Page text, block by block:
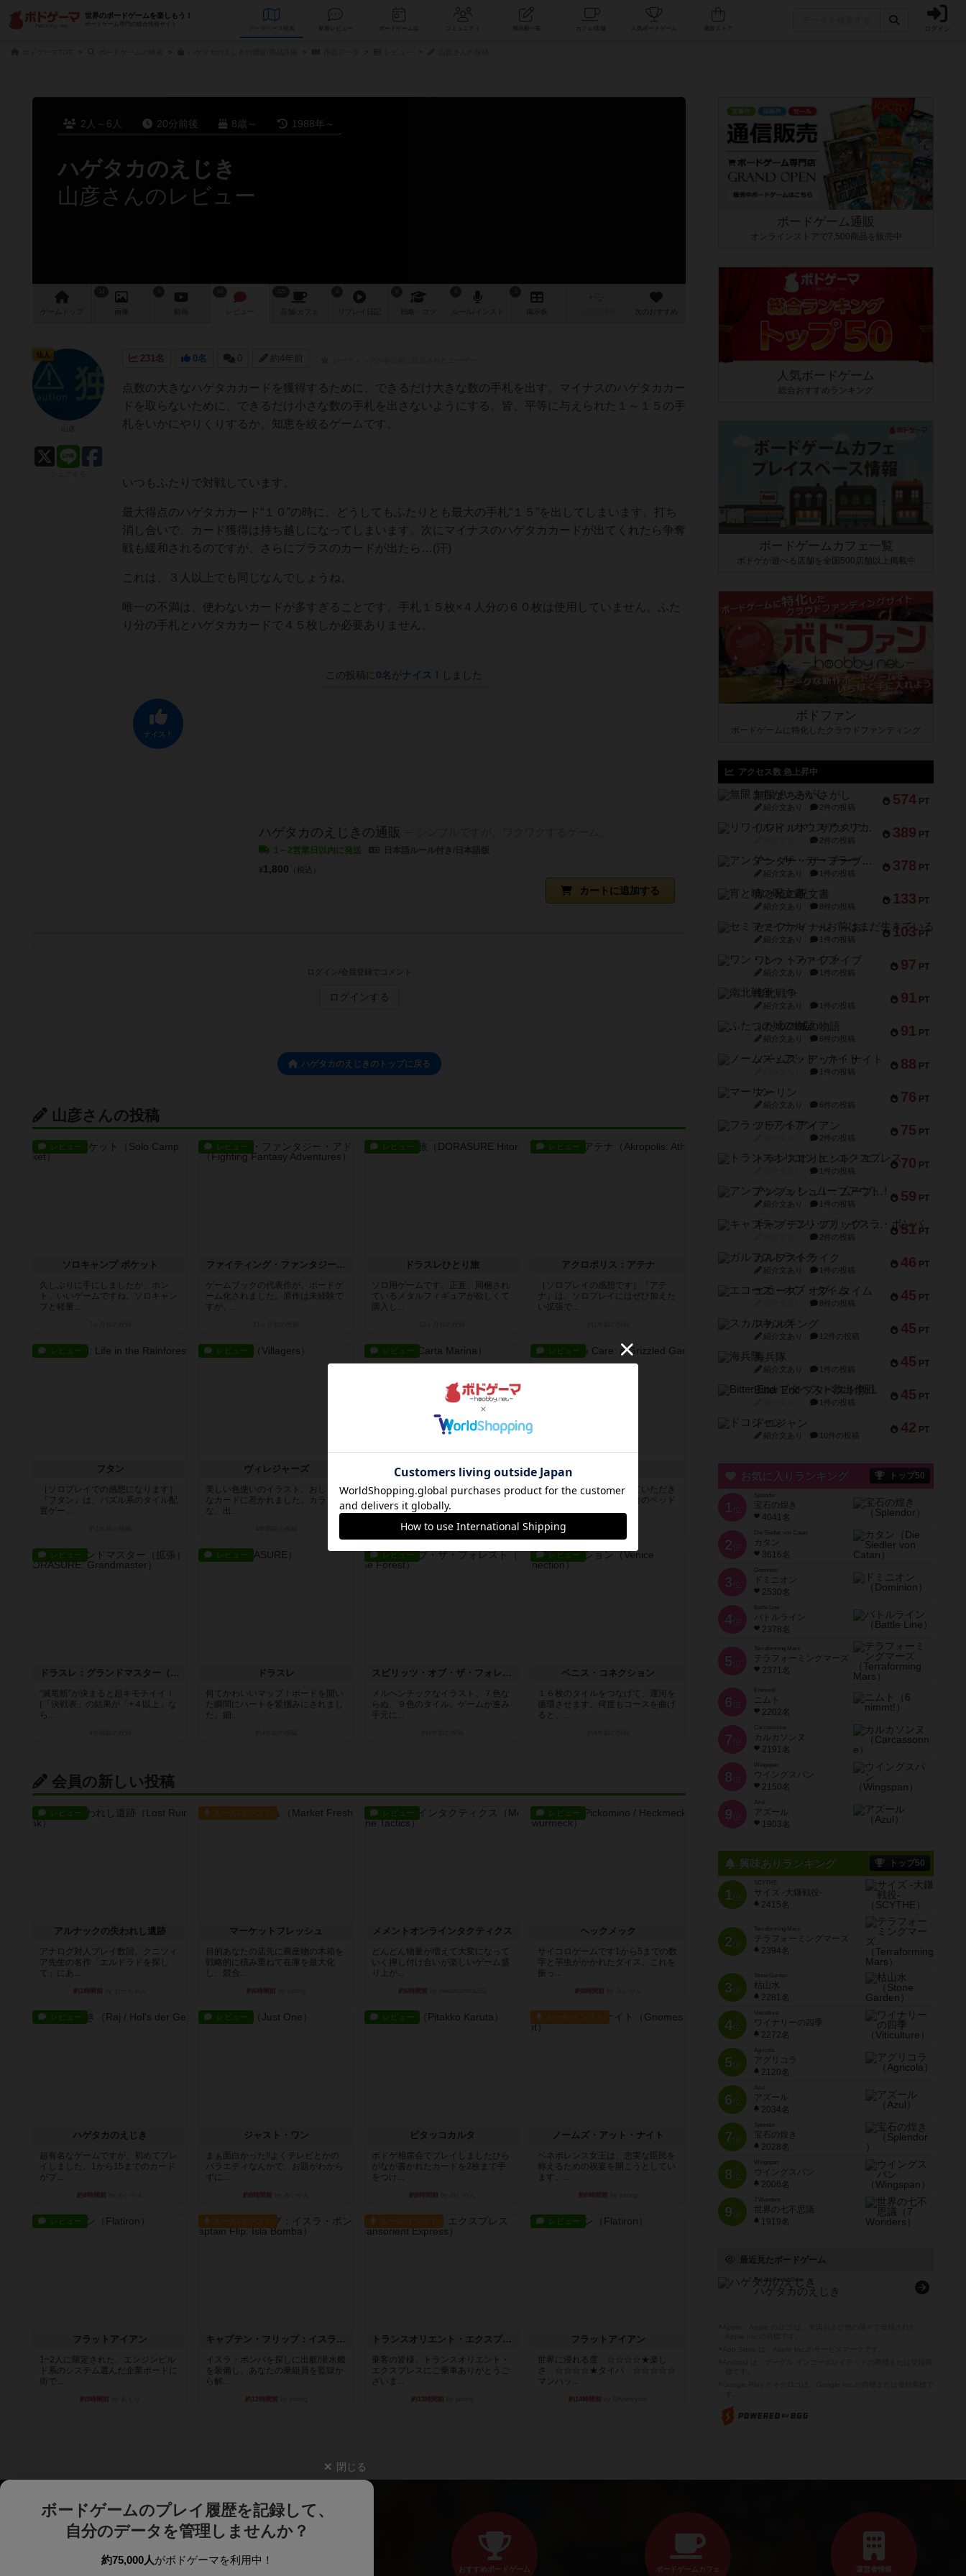
世界のボードゲームを楽しもう！
ボードゲーム専門の総合情報サイト
データベース コミュニティ 人気ボードゲーム ログイン
2人～6人 20分前後 8歳～ 1988年～
ハゲタカのえじき
山彦さんのレビュー
ゲーム 画像 レビュー 店舗/ カフェ 戦略 次のおすすめ
231名 0名 0 約4年前
点数の大きなハゲタカカードを獲得するために、できるだけ大きな数の手札を出す。マイナスのハゲタカカー
ドを取らないために、できるだけ小さな数の手札を出さないようにする。皆、平等に与えられた１～１５の手
札をいかにやりくりするか、知恵を絞るゲームです。
いつもふたりで対戦しています。
最大得点のハゲタカカード“１０”の時に、どうしてもふたりとも最大の手札“１５”を出してしまいます。打ち
消し合いで、カード獲得は持ち越しになってしまいます。次にマイナスのハゲタカカードが出てくれたら争奪
戦も緩和されるのですが、さらにプラスのカードが出たら…(汗)
これは、３人以上でも同じなんでしょうね。
唯一の不満は、使わないカードが多すぎることです。手札１５枚×４人分の６０枚は使用していません。ふた
り分の手札とハゲタカカードで４５枚しか必要ありません。
この投稿に 0名がナイス！ しました
ナイス！
ハゲタカのえじきの通販
1～2営業日以内に発送
カートに追加する
¥1,800 （税込）
仙人
ログイン/会員登録でコメント
ログインする
ハゲタカのえじきのトップに戻る
山彦さんの投稿
レビュー
ソロキャンプ ポケット
久しぶりに手にしましたが、ホン
ト、いいゲームですね。ソロキャン
プと軽量...
レビュー
ファイティング・ファンタジー・アドベンチャー
ゲームブックの代表作が、ボードゲ
ーム化されました。原作は未経験で
すが、...
レビュー
ドラスレひとり旅
ソロ用ゲームです。正直、同梱され
ているメタルフィギュアが欲しくて
購入し...
レビュー
アクロポリス：アテナ
［ソロプレイの感想です］『アテ
ナ』は、ソロプレイにはぜひ加えた
い拡張で...
レビュー
フタン
［ソロプレイでの感想になります］
『フタン』は、パズル系のタイル配
置ゲー...
レビュー
ヴィレジャーズ
美しい色使いのイラスト、おしゃれ
なカードに惹かれました。カラフル
な、出...
レビュー
カルタマリナ
“２人用協力ゲームの新定番”。ふた
りで楽しくプレイしました。海賊船
の船...
4年弱前の投稿
レビュー
今の時代、ぜひプレイしていただき
たい協力ゲームです。７台のベッド
を持つ...
レビュー
ドラスレ：グランドマスター（拡張）
“滅竜斬”が決まると超キモチイイ！
(「決戦表」の結果が「+４以上」な
ら...
レビュー
ドラスレ
何てかわいいマップ！ボードを開い
た瞬間にハートを鷲掴みにされまし
た。細...
レビュー
スピリッツ・オブ・ザ・フォレスト
メルヘンチックなイラスト。７色な
らぬ、９色のタイル。ゲームが進み
手元に...
レビュー
ベニス・コネクション
１６枚のタイルをつなげて、運河を
循環させます。何度もコースを曲げ
ると、...
会員の新しい投稿
レビュー
アルナックの失われし遺跡
アナログ対人プレイ数回。クニツィ
ア先生の名作「エルドラドを探し
て」にあ...
約1時間前
ルール/インスト
マーケットフレッシュ
目的あなたの店先に農産物の木箱を
戦略的に積み重ねて在庫を最大化
し、競合...
約6時間前
レビュー
メメントオンラインタクティクス
どんどん物量が増えて大変になって
いく押し付け合いが楽しいゲーム盛
り上が...
約6時間前
レビュー
ヘックメック
サイコロゲームです1から5までの数
字と芋虫がかかれたダイス。これを
振っ...
約8時間前
レビュー
ハゲタカのえじき
超有名なゲームですが、初めてプレ
イしました。1から15までのカード
がプ...
約8時間前
レビュー
ジャスト・ワン
まぁ面白かった‼️よくテレビとかの
バラエティなんかで、お題がわから
ずに...
約8時間前
レビュー
ピタッコカルタ
ボドゲ相席会でプレイしましたひら
がなが書かれたカードを2枚まで手
をつけ...
約8時間前
ルール/インスト
ノームズ・アット・ナイト
ベネボレンス女王は、忠実な臣民を
称えるための祝宴を開こうとしてい
ます。...
約9時間前
レビュー
フラットアイアン
1~2人に限定された、エンジンビル
ド系のシステム選んだ企業ボードに
街で...
約9時間前
ルール/インスト
キャプテン・フリップ：イスラ・ボンバ
イスラ・ボンバを探しに出航!潜水艦
を装備し、あなたの乗組員を監獄か
ら解...
約12時間前
ルール/インスト
トランスオリエント・エクスプレス
乗客の皆様、トランスオリエント・
エクスプレスにご乗車ありがとうご
ざいま...
約13時間前
レビュー
フラットアイアン
世界に浸れる度 ☆☆☆☆★楽し
さ ☆☆☆☆★タイパ ☆☆☆☆☆
マンハッ...
約14時間前
ボードゲーム通販
オンラインストアで7,500商品を販売中
人気ボードゲーム
総合おすすめランキング
ボードゲームカフェ一覧
ボドゲが遊べる店舗を全国500店舗以上掲載中
ボドファン
ボードゲームに特化したクラウドファンディング
アクセス数 急上昇中
574 PT
無限まちがいさがし
紹介文あり 2件の投稿
389 PT
リワイルド：サウスアメリカ
2件の投稿
378 PT
アンダー・ザ・テーブラー
紹介文あり 1件の投稿
133 PT
宵と暁の呪文書
紹介文あり 8件の投稿
103 PT
セミファイナル ～お前はまだ生きている～
紹介文あり 1件の投稿
97 PT
ワン・トゥ・ファイブ
紹介文あり 1件の投稿
91 PT
南北戦争
紹介文あり 1件の投稿
91 PT
ふたつの城の物語
紹介文あり 6件の投稿
88 PT
ノームズ・アット・ナイト
1件の投稿
76 PT
マーリン
紹介文あり 6件の投稿
75 PT
フラットアイアン
2件の投稿
70 PT
トランスオリエント・エクスプレス
1件の投稿
59 PT
アンブッシュ！：ムーブアウト！
紹介文あり 1件の投稿
51 PT
キャプテン・フリップ：イスラ・ボンバ
2件の投稿
46 PT
ガルフストライク
紹介文あり 1件の投稿
45 PT
エコーズ・オブ・タイム
8件の投稿
45 PT
スカルキング
紹介文あり 12件の投稿
45 PT
海兵隊
紹介文あり 1件の投稿
45 PT
Bitter End ブタペスト救出作戦
1件の投稿
42 PT
ドコジャン
紹介文あり 10件の投稿
お気に入りランキング トップ50
1 位
宝石の煌き
4041名
2 位
Die Siedler von Catan
カタン
3616名
3 位
ドミニオン
2530名
4位
Battle Line
バトルライン
2378名
5 位
Terraforming Mars
テラフォーミングマーズ
2371名
6 位
ニムト
2202名
7 位
Carcassonne
カルカソンヌ
2191名
8 位
Wingspan
ウイングスパン
2150名
9 位
Azul
アズール
1903名
興味ありランキング トップ50
1位
SCYTHE
サイズ -大鎌戦役-
2415名
2位
Terraforming Mars
テラフォーミングマーズ
2394名
3位
Stone Garden
枯山水
2281名
4位
Viticulture
ワイナリーの四季
2272名
5位
Agricola
アグリコラ
2120名
6位
Azul
アズール
2034名
7位
宝石の煌き
2028名
8位
Wingspan
ウイングスパン
2006名
9位
7 Wonders
世界の七不思議
1919名
最近見たボードゲーム
Raj / Hol's der Geier
ハゲタカのえじき
閉じる
ボードゲームのプレイ履歴を記録して、
自分のデータを管理しませんか？
約75,000人がボドゲーマを利用中！
おすすめボードゲーム ボードゲームカフェ 運営者情報